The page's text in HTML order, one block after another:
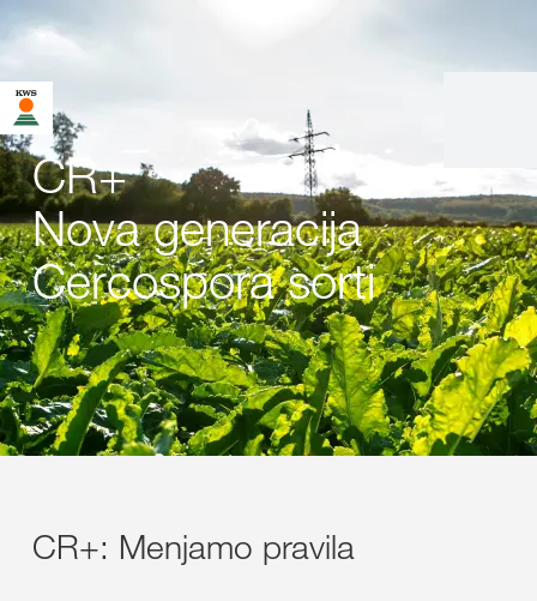
CR+
Nova generacija
Cercospora sorti
CR+: Menjamo pravila